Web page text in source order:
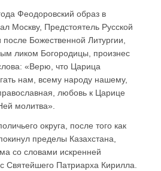
Феодоровский образ в
Москву, Предстоятель Русской
Божественной Литургии,
ликом Богородицы, произнес
«Верю, что Царица
нам, всему народу нашему,
любовь к Царице
молитва».
округа, после того как
пределы Казахстана,
со словами искренней
Святейшего Патриарха Кирилла.